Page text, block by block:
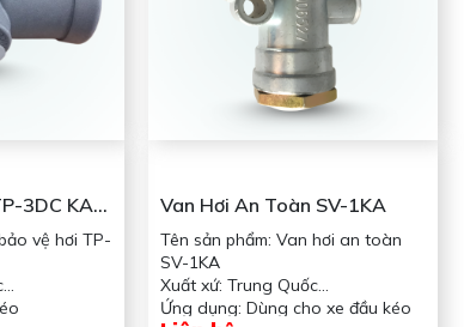
3DC KA (
vệ hơi TP-
Van Hơi An Toàn SV-1KA
Tên sản phẩm: Van hơi an toàn
SV-1KA
Xuất xứ: Trung Quốc
Ứng dụng: Dùng cho xe đầu kéo